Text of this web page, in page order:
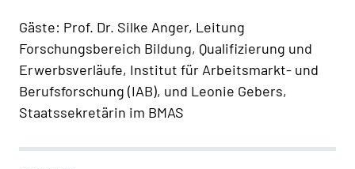
Gäste: Prof. Dr. Silke Anger, Leitung
Forschungsbereich Bildung, Qualifizierung und
Erwerbsverläufe, Institut für Arbeitsmarkt- und
Berufsforschung (IAB), und Leonie Gebers,
Staatssekretärin im BMAS